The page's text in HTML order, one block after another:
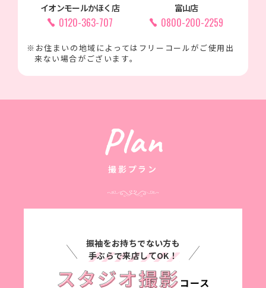
イオンモールかほく店
0120-363-707
富山店
0800-200-2259
※お住まいの地域によってはフリーコールがご使用出
来ない場合がございます。
Plan
撮影プラン
振袖をお持ちでない方も
手ぶらで来店してOK！